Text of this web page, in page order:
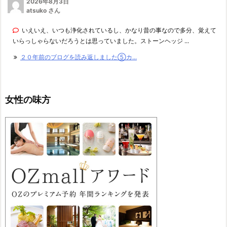
atsuko さん
いえいえ、いつも浄化されているし、かなり昔の事なので多分、覚えて
いらっしゃらないだろうとは思っていました。ストーンヘッジ ...
２０年前のブログを読み返しました⑤カ...
女性の味方